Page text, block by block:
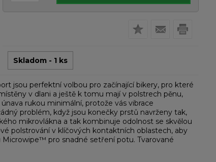
Skladom - 1 ks
jsou perfektní volbou pro začínající bikery, pro které
v dlani a ještě k tomu mají v polstrech pěnu,
rukou minimální, protože vás vibrace
problém, když jsou konečky prstů navrženy tak,
mikrovlákna a tak kombinuje odolnost se skvělou
polstrování v klíčových kontaktních oblastech, aby
pro snadné setření potu. Tvarované